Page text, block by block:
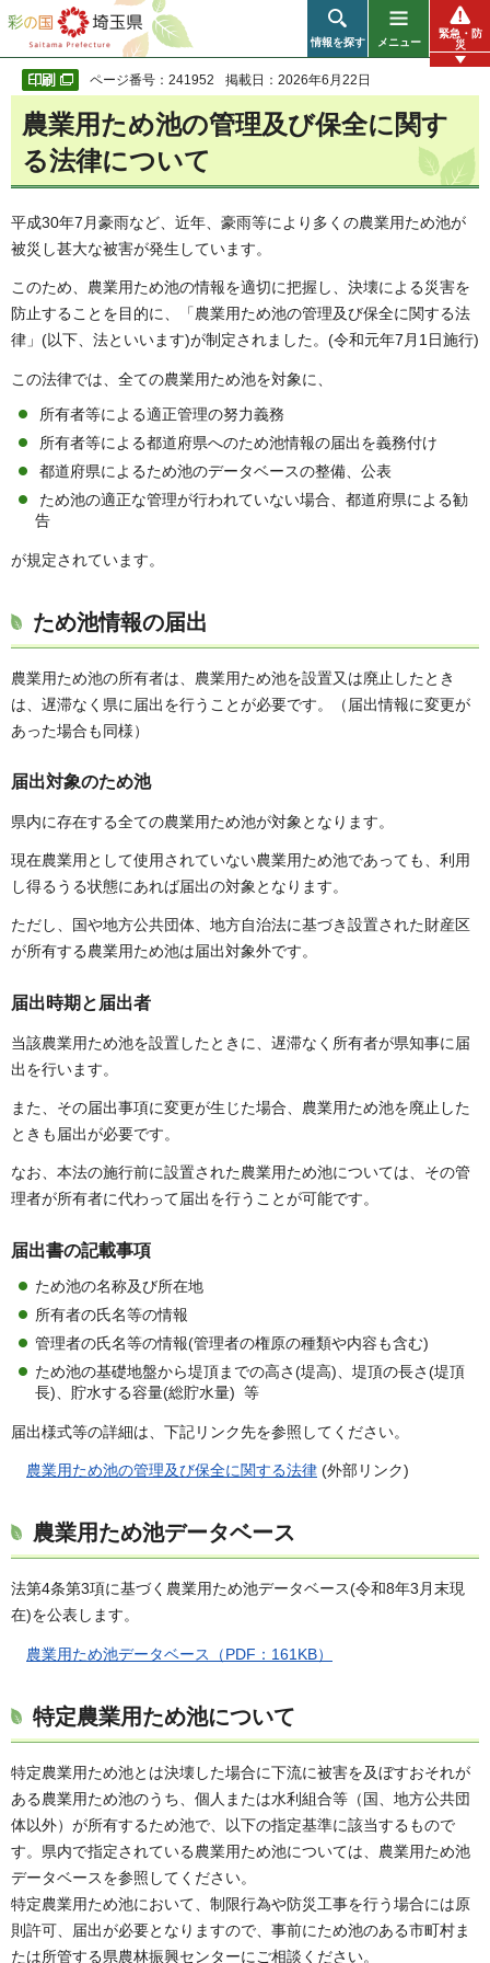
彩の国 埼玉県
情報を探す メニュー
緊急・防
災
ページ番号：241952 掲載日：2026年6月22日
農業用ため池の管理及び保全に関す
る法律について
平成30年7月豪雨など、近年、豪雨等により多くの農業用ため池が
被災し甚大な被害が発生しています。
このため、農業用ため池の情報を適切に把握し、決壊による災害を
防止することを目的に、「農業用ため池の管理及び保全に関する法
律」(以下、法といいます)が制定されました。(令和元年7月1日施行)
この法律では、全ての農業用ため池を対象に、
所有者等による適正管理の努力義務
所有者等による都道府県へのため池情報の届出を義務付け
都道府県によるため池のデータベースの整備、公表
ため池の適正な管理が行われていない場合、都道府県による勧
告
が規定されています。
ため池情報の届出
農業用ため池の所有者は、農業用ため池を設置又は廃止したとき
は、遅滞なく県に届出を行うことが必要です。（届出情報に変更が
あった場合も同様）
届出対象のため池
県内に存在する全ての農業用ため池が対象となります。
現在農業用として使用されていない農業用ため池であっても、利用
し得るうる状態にあれば届出の対象となります。
ただし、国や地方公共団体、地方自治法に基づき設置された財産区
が所有する農業用ため池は届出対象外です。
届出時期と届出者
当該農業用ため池を設置したときに、遅滞なく所有者が県知事に届
出を行います。
また、その届出事項に変更が生じた場合、農業用ため池を廃止した
ときも届出が必要です。
なお、本法の施行前に設置された農業用ため池については、その管
理者が所有者に代わって届出を行うことが可能です。
届出書の記載事項
ため池の名称及び所在地
所有者の氏名等の情報
管理者の氏名等の情報(管理者の権原の種類や内容も含む)
ため池の基礎地盤から堤頂までの高さ(堤高)、堤頂の長さ(堤頂
長)、貯水する容量(総貯水量) 等
届出様式等の詳細は、下記リンク先を参照してください。
農業用ため池の管理及び保全に関する法律 (外部リンク)
農業用ため池データベース
法第4条第3項に基づく農業用ため池データベース(令和8年3月末現
在)を公表します。
農業用ため池データベース（PDF：161KB）
特定農業用ため池について
特定農業用ため池とは決壊した場合に下流に被害を及ぼすおそれが
ある農業用ため池のうち、個人または水利組合等（国、地方公共団
体以外）が所有するため池で、以下の指定基準に該当するもので
す。県内で指定されている農業用ため池については、農業用ため池
データベースを参照してください。
特定農業用ため池において、制限行為や防災工事を行う場合には原
則許可、届出が必要となりますので、事前にため池のある市町村ま
たは所管する県農林振興センターにご相談ください。